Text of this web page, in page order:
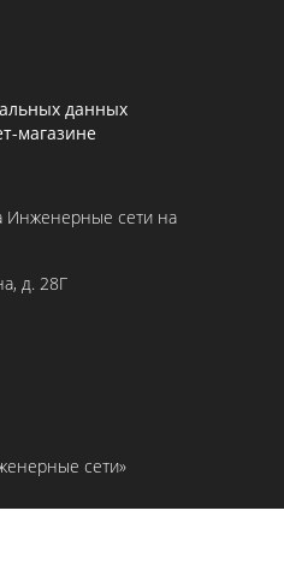
данных
магазине
д. 28Г
сети»